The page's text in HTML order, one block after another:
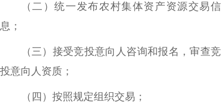
（二）统一发布农村集体资产资源交易信
息；
（三）接受竞投意向人咨询和报名，审查竞
投意向人资质；
（四）按照规定组织交易；